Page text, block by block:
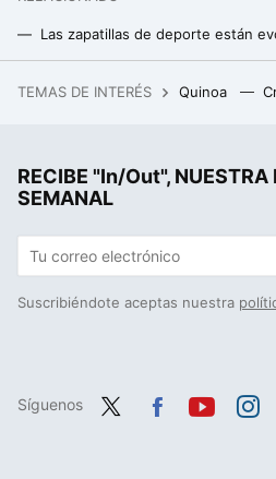
TEMAS DE INTERÉS Quinoa
RECIBE "In/Out", NUESTRA
SEMANAL
Suscribiéndote aceptas nuestra
Síguenos